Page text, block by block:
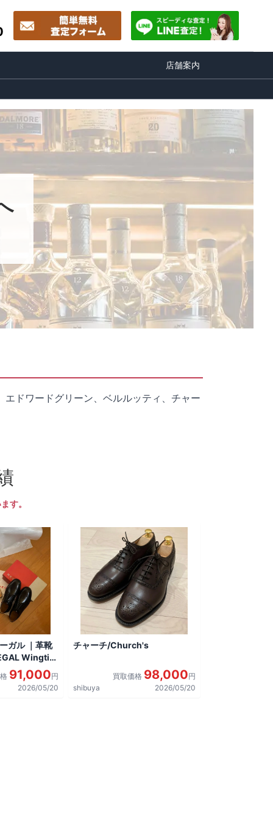
店舗案内
ドワードグリーン、ベルルッティ、チャー
す。
ガル ｜革靴
Wingtip
した。
91,000円
2026/05/20
チャーチ/Church's
買取価格 98,000円
shibuya
2026/05/20